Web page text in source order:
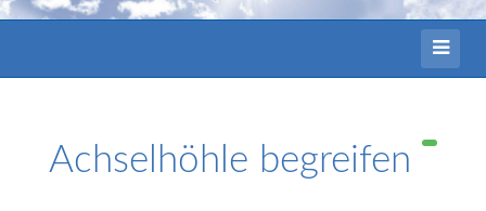
Achselhöhle begreifen